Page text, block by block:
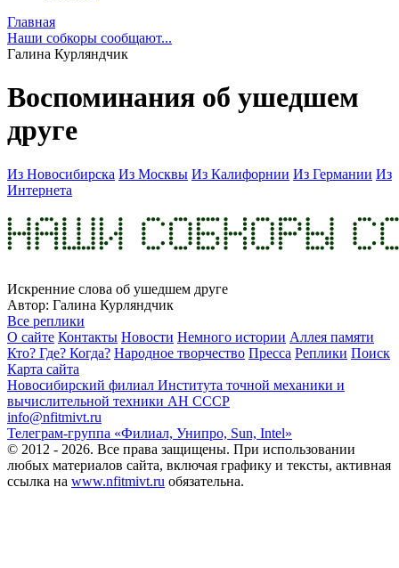
Главная
Наши собкоры сообщают...
Галина Курляндчик
Воспоминания об ушедшем
друге
Из Новосибирска Из Москвы Из Калифорнии Из Германии Из
Интернета
Искренние слова об ушедшем друге
Автор: Галина Курляндчик
Все реплики
О сайте Контакты Новости Немного истории Аллея памяти
Кто? Где? Когда? Народное творчество Пресса Реплики Поиск
Карта сайта
Новосибирский филиал Института точной механики и
вычислительной техники АН СССР
info@nfitmivt.ru
Телеграм-группа «Филиал, Унипро, Sun, Intel»
© 2012 - 2026. Все права защищены. При использовании
любых материалов сайта, включая графику и тексты, активная
ссылка на www.nfitmivt.ru обязательна.